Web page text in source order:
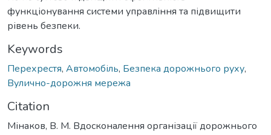
функціонування системи управління та підвищити
рівень безпеки.
Keywords
Перехрестя, Автомобіль, Безпека дорожнього руху,
Вулично-дорожня мережа
Citation
Мінаков, В. М. Вдосконалення організації дорожнього